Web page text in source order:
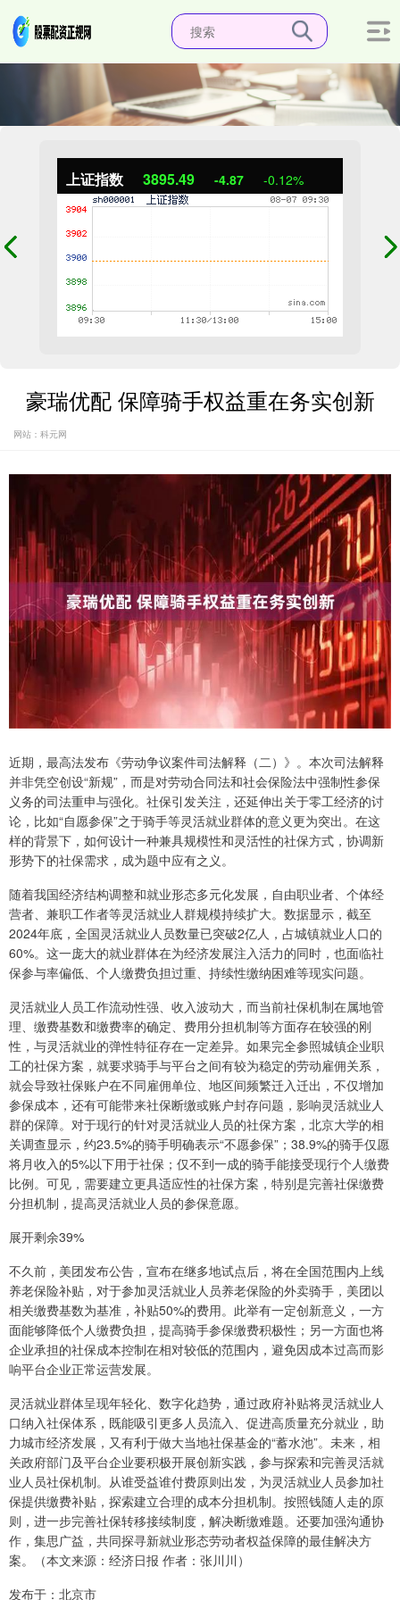
上证指数 3895.49 -4.87 -0.12%
豪瑞优配 保障骑手权益重在务实创新
网站：科元网
近期，最高法发布《劳动争议案件司法解释（二）》。本次司法解释
并非凭空创设“新规”，而是对劳动合同法和社会保险法中强制性参保
义务的司法重申与强化。社保引发关注，还延伸出关于零工经济的讨
论，比如“自愿参保”之于骑手等灵活就业群体的意义更为突出。在这
样的背景下，如何设计一种兼具规模性和灵活性的社保方式，协调新
形势下的社保需求，成为题中应有之义。
随着我国经济结构调整和就业形态多元化发展，自由职业者、个体经
营者、兼职工作者等灵活就业人群规模持续扩大。数据显示，截至
2024年底，全国灵活就业人员数量已突破2亿人，占城镇就业人口的
60%。这一庞大的就业群体在为经济发展注入活力的同时，也面临社
保参与率偏低、个人缴费负担过重、持续性缴纳困难等现实问题。
灵活就业人员工作流动性强、收入波动大，而当前社保机制在属地管
理、缴费基数和缴费率的确定、费用分担机制等方面存在较强的刚
性，与灵活就业的弹性特征存在一定差异。如果完全参照城镇企业职
工的社保方案，就要求骑手与平台之间有较为稳定的劳动雇佣关系，
就会导致社保账户在不同雇佣单位、地区间频繁迁入迁出，不仅增加
参保成本，还有可能带来社保断缴或账户封存问题，影响灵活就业人
群的保障。对于现行的针对灵活就业人员的社保方案，北京大学的相
关调查显示，约23.5%的骑手明确表示“不愿参保”；38.9%的骑手仅愿
将月收入的5%以下用于社保；仅不到一成的骑手能接受现行个人缴费
比例。可见，需要建立更具适应性的社保方案，特别是完善社保缴费
分担机制，提高灵活就业人员的参保意愿。
展开剩余39%
不久前，美团发布公告，宣布在继多地试点后，将在全国范围内上线
养老保险补贴，对于参加灵活就业人员养老保险的外卖骑手，美团以
相关缴费基数为基准，补贴50%的费用。此举有一定创新意义，一方
面能够降低个人缴费负担，提高骑手参保缴费积极性；另一方面也将
企业承担的社保成本控制在相对较低的范围内，避免因成本过高而影
响平台企业正常运营发展。
灵活就业群体呈现年轻化、数字化趋势，通过政府补贴将灵活就业人
口纳入社保体系，既能吸引更多人员流入、促进高质量充分就业，助
力城市经济发展，又有利于做大当地社保基金的“蓄水池”。未来，相
关政府部门及平台企业要积极开展创新实践，参与探索和完善灵活就
业人员社保机制。从谁受益谁付费原则出发，为灵活就业人员参加社
保提供缴费补贴，探索建立合理的成本分担机制。按照钱随人走的原
则，进一步完善社保转移接续制度，解决断缴难题。还要加强沟通协
作，集思广益，共同探寻新就业形态劳动者权益保障的最佳解决方
案。（本文来源：经济日报 作者：张川川）
发布于：北京市